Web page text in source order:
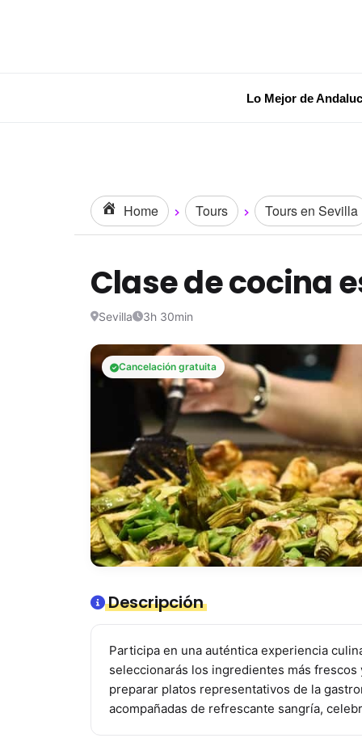
Lo Mejor de
Home Tours Tours en Sevilla
Clase de cocina
Sevilla 3h 30min
Cancelación gratuita
Descripción
Participa en una auténtica experiencia
seleccionarás los ingredientes más
preparar platos representativos de la
acompañadas de refrescante sangría,